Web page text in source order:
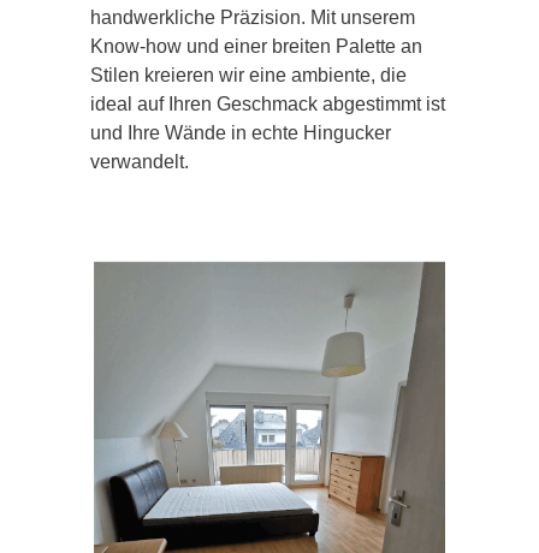
handwerkliche Präzision. Mit unserem
Know-how und einer breiten Palette an
Stilen kreieren wir eine ambiente, die
ideal auf Ihren Geschmack abgestimmt ist
und Ihre Wände in echte Hingucker
verwandelt.